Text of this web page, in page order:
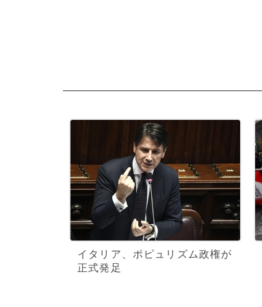
イタリア、ポピュリズム政権が
正式発足